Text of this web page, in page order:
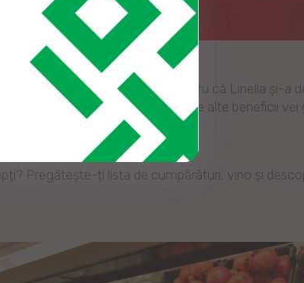
și mai aproape de casă, pentru că Linella și-a
oferte, sortiment variat și multe alte beneficii vei
Pregătește-ți lista de cumpărături, vino și